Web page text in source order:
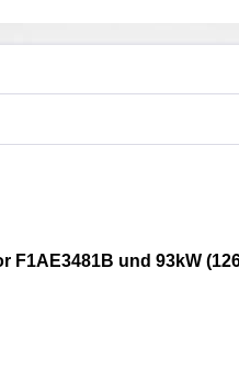
F1AE3481B und 93kW